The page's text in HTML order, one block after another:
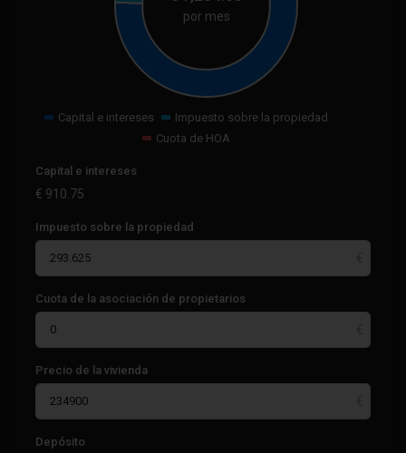
por mes
Capital e intereses
Impuesto sobre la propiedad
Cuota de HOA
Capital e intereses
€ 910.75
Impuesto sobre la propiedad
Cuota de la asociación de propietarios
Precio de la vivienda
Depósito